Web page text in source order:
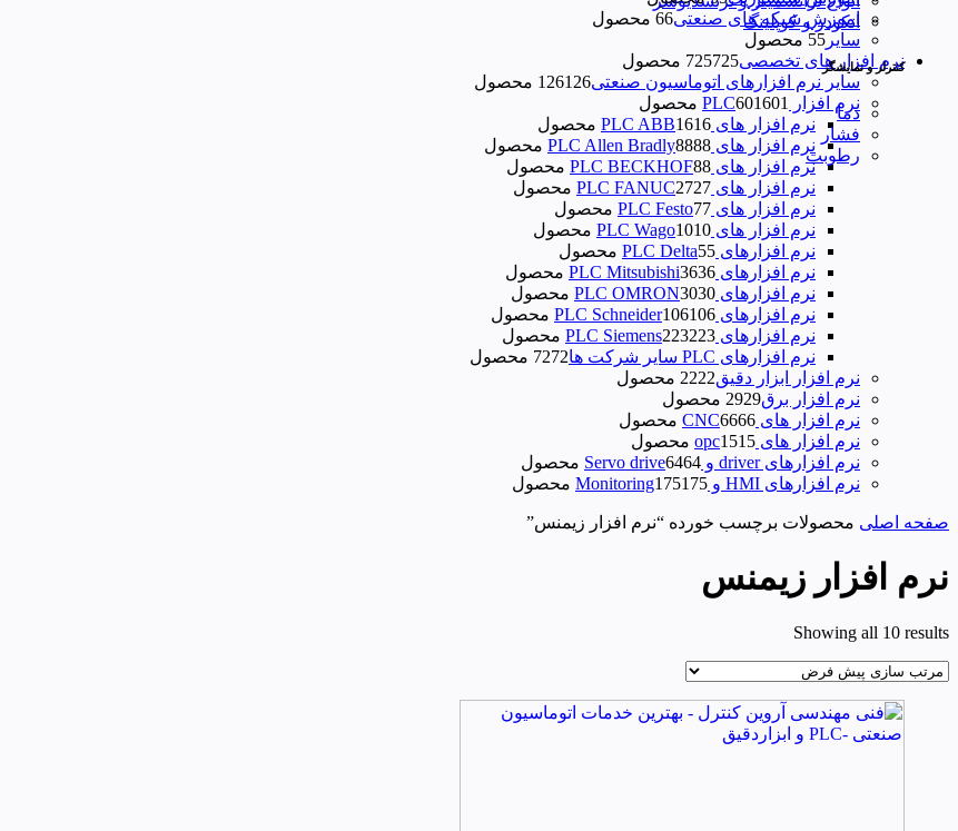
انکودر و کوپلینگ
کنترلر و نمایشگر
دما
فشار
رطوبت
اموزش شبکه های صنعتی 66 محصول
سایر
55 محصول
نرم افزار های تخصصی
725725 محصول
سایر نرم افزارهای اتوماسیون صنعتی
126126 محصول
نرم افزار PLC
601601 محصول
نرم افزار های PLC ABB
1616 محصول
نرم افزار های PLC Allen Bradly
8888 محصول
نرم افزار های PLC BECKHOF
88 محصول
نرم افزار های PLC FANUC
2727 محصول
نرم افزار های PLC Festo
77 محصول
نرم افزار های PLC Wago
1010 محصول
نرم‌ افزارهای PLC Delta
55 محصول
نرم افزارهای PLC Mitsubishi
3636 محصول
نرم افزارهای PLC OMRON
3030 محصول
نرم افزارهای PLC Schneider
106106 محصول
نرم افزارهای PLC Siemens
223223 محصول
نرم افزارهای PLC سایر شرکت ها
7272 محصول
نرم افزار ابزار دقیق
2222 محصول
نرم افزار برق
2929 محصول
نرم افزار های CNC
6666 محصول
نرم افزار های opc
1515 محصول
نرم افزارهای driver و Servo drive
6464 محصول
نرم افزارهای HMI و Monitoring
175175 محصول
صفحه اصلی محصولات برچسب خورده “نرم افزار زیمنس”
نرم افزار زیمنس
Showing all 10 results